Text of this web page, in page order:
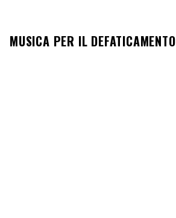
MUSICA PER IL DEFATICAMENTO